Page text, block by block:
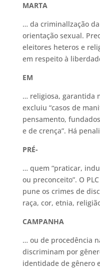
MARTA
… da criminallzação
orientação sexual.
eleitores heteros e
em respeito à
EM
… religiosa, garantida
excluiu “casos de
pensamento,
e de crença”. Há
PRÉ-
… quem “praticar,
ou preconceito”. O
pune os crimes de
raça, cor, etnia,
CAMPANHA
… ou de procedência
discriminam por
identidade de gênero